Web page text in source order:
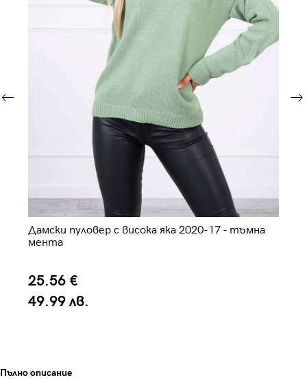
Дамски пуловер с висока яка 2020-17 - тъмна
мента
25.56 €
49.99 лв.
Пълно описание